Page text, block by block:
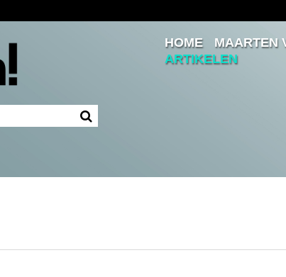
Inloggen
Ingelogd blijven
HOME MAARTEN
ARTIKELEN